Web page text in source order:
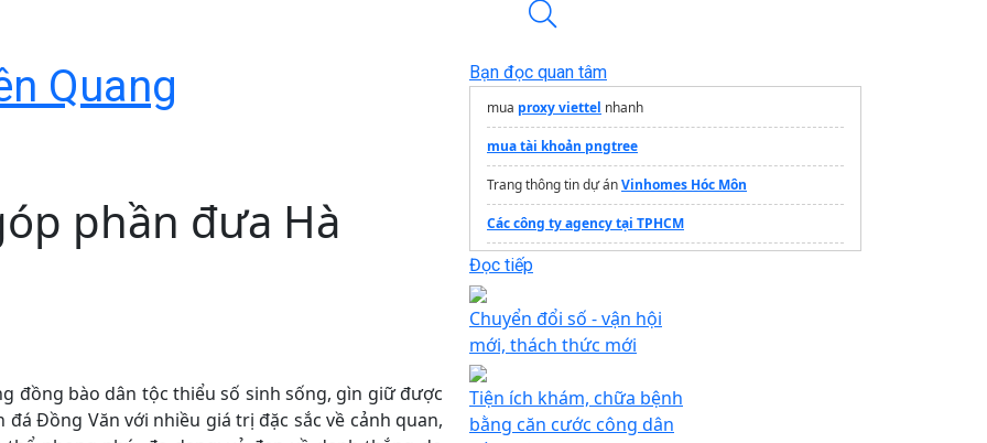
Quang
phần đưa Hà
đồng bào dân tộc thiểu số sinh sống, gìn giữ được
đá Đồng Văn với nhiều giá trị đặc sắc về cảnh quan,
Bạn đọc quan tâm
mua proxy viettel nhanh
mua tài khoản pngtree
Trang thông tin dự ánVinhomes Hóc Môn
Các công ty agency tại TPHCM
Thuê hosting
Đọc tiếp
Chuyển đổi số - vận hội
mới, thách thức mới
Tiện ích khám, chữa bệnh
bằng căn cước công dân